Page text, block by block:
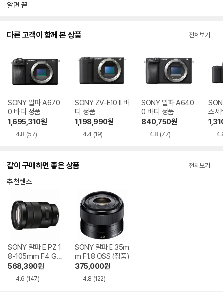
알면 끝
다른 고객이 함께 본 상품 전체보기
SONY 알파 A670
0 바디 정품
1,695,310원
4.8 (57)
SONY ZV-E10 II 바
디 정품
1,198,990원
4.4 (19)
SONY 알파 A640
0 바디 정품
840,750원
4.8 (77)
즈
같이 구매하면 좋은 상품 전체보기
추천렌즈
SONY 알파 E PZ 1
8-105mm F4 G
OSS (정품)
568,390원
4.6 (147)
SONY 알파 E 35m
m F1.8 OSS (정품)
375,000원
4.8 (122)